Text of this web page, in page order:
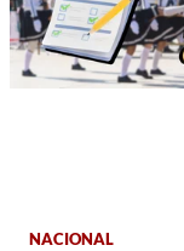
NACIONAL